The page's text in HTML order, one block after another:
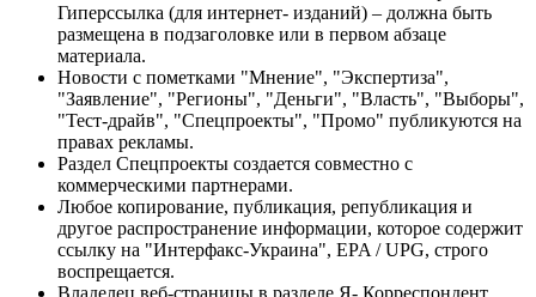
Гиперссылка (для интернет- изданий) – должна быть
размещена в подзаголовке или в первом абзаце
материала.
Новости с пометками "Мнение", "Экспертиза",
"Заявление", "Регионы", "Деньги", "Власть", "Выборы",
"Тест-драйв", "Спецпроекты", "Промо" публикуются на
правах рекламы.
Раздел Спецпроекты создается совместно с
коммерческими партнерами.
Любое копирование, публикация, републикация и
другое распространение информации, которое содержит
ссылку на "Интерфакс-Украина", EPA / UPG, строго
воспрещается.
Владелец веб-страницы в разделе Я- Корреспондент